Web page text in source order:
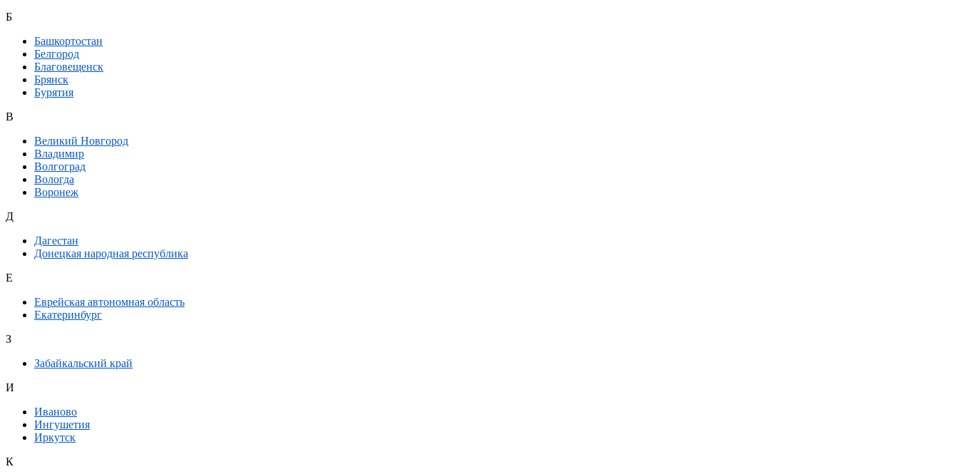
Б
Башкортостан
Белгород
Благовещенск
Брянск
Бурятия
В
Великий Новгород
Владимир
Волгоград
Вологда
Воронеж
Д
Дагестан
Донецкая народная республика
Е
Еврейская автономная область
Екатеринбург
З
Забайкальский край
И
Иваново
Ингушетия
Иркутск
К